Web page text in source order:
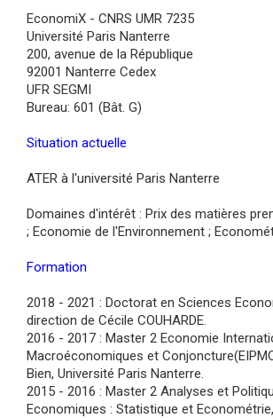
EconomiX - CNRS UMR 7235
Université Paris Nanterre
200, avenue de la République
92001 Nanterre Cedex
UFR SEGMI
Bureau: 601 (Bât. G)
Situation actuelle
ATER à l'université Paris Nanterre
Domaines d'intérêt : Prix des matières
; Economie de l'Environnement ;
Formation
2018 - 2021 : Doctorat en Sciences
direction de Cécile COUHARDE.
2016 - 2017 : Master 2 Economie
Macroéconomiques et
Bien, Université Paris Nanterre.
2015 - 2016 : Master 2 Analyses et
Economiques : Statistique et